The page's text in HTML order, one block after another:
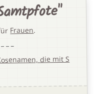
Frauen.
die mit S